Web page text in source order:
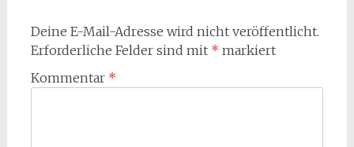
Deine E-Mail-Adresse wird nicht veröffentlicht.
Erforderliche Felder sind mit * markiert
Kommentar *